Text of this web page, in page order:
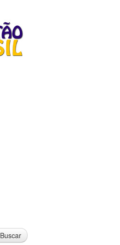
Buscar